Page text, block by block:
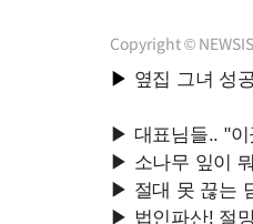
Copyright ©